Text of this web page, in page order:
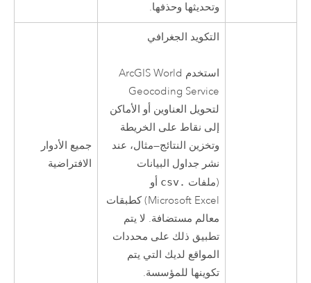
وتحديثها وحذفها.
التكويد الجغرافي
استخدم ArcGIS World
Geocoding Service
لتحويل العناوين أو الأماكن
إلى نقاط على الخريطة
وتخزين النتائج—مثال، عند
نشر جداول البيانات
(ملفات .csv
أو
Microsoft Excel) كطبقات
معالم مستضافة. لا يتم
تطبيق ذلك على محددات
المواقع لديك التي يتم
تكوينها للمؤسسة.
جميع الأدوار
الافتراضية